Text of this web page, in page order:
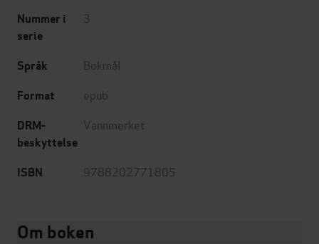
Nummer i
serie
3
Språk Bokmål
Format epub
DRM-
beskyttelse
Vannmerket
ISBN 9788202771805
Om boken